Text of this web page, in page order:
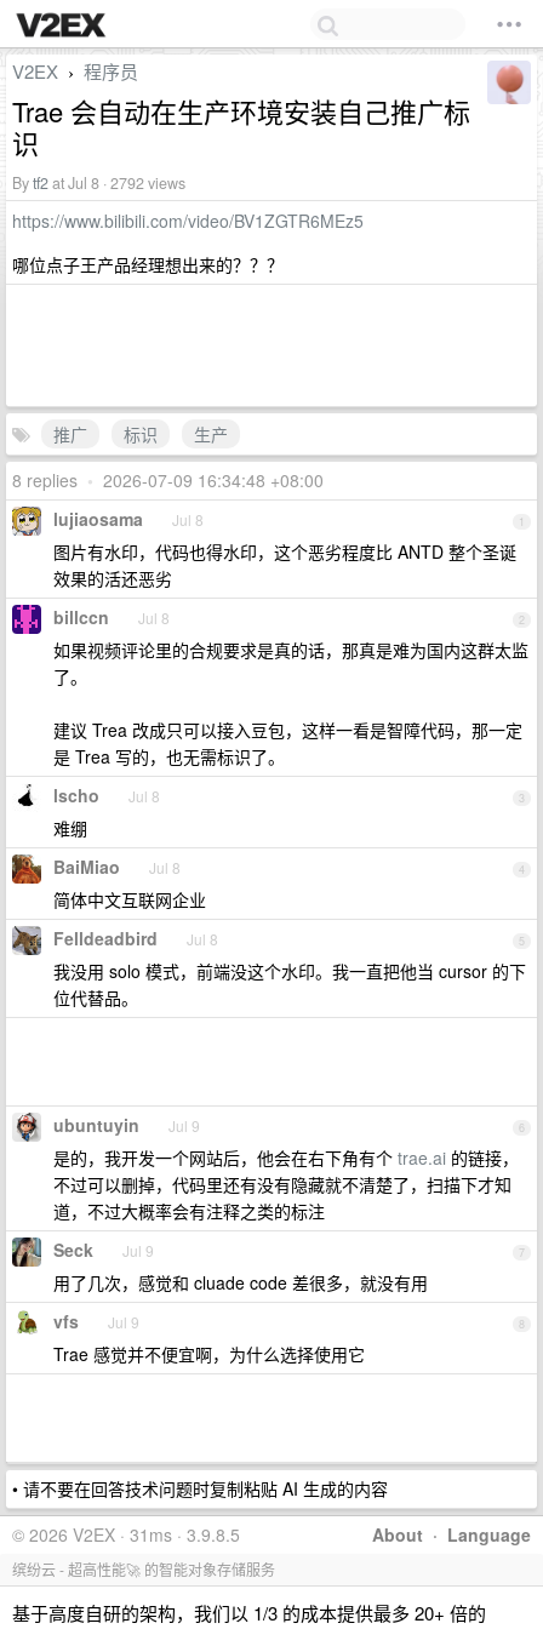
V2EX › 程序员
Trae 会自动在生产环境安装自己推广标
识
Bytf2at Jul 8 · 2792 views
https://www.bilibili.com/video/BV1ZGTR6MEz5
哪位点子王产品经理想出来的？？？
推广 标识
生产
8 replies • 2026-07-09 16:34:48 +08:00
1
lujiaosama Jul 8
图片有水印，代码也得水印，这个恶劣程度比 ANTD 整个圣诞
效果的活还恶劣
2
billccn Jul 8
如果视频评论里的合规要求是真的话，那真是难为国内这群太监
了。
建议 Trea 改成只可以接入豆包，这样一看是智障代码，那一定
是 Trea 写的，也无需标识了。
3
lscho Jul 8
难绷
4
BaiMiao Jul 8
简体中文互联网企业
5
Felldeadbird Jul 8
我没用 solo 模式，前端没这个水印。我一直把他当 cursor 的下
位代替品。
6
ubuntuyin Jul 9
是的，我开发一个网站后，他会在右下角有个 trae.ai 的链接，
不过可以删掉，代码里还有没有隐藏就不清楚了，扫描下才知
道，不过大概率会有注释之类的标注
7
Seck Jul 9
用了几次，感觉和 cluade code 差很多，就没有用
8
vfs Jul 9
Trae 感觉并不便宜啊，为什么选择使用它
• 请不要在回答技术问题时复制粘贴 AI 生成的内容
About · Language
© 2026 V2EX · 31ms · 3.9.8.5
缤纷云 - 超高性能🚀 的智能对象存储服务
基于高度自研的架构，我们以 1/3 的成本提供最多 20+ 倍的